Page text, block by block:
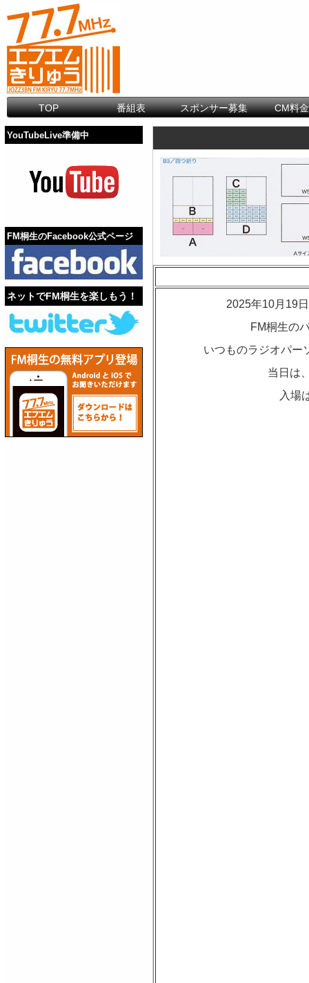
TOP 番組表 スポンサー募集 CM料
YouTubeLive準備中
FM桐生のFacebook公式ページ
ネットでFM桐生を楽しもう！
2025年10月19
FM桐生の
いつものラジオパー
当日は
入場